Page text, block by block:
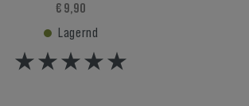
€ 9,90
Lagernd